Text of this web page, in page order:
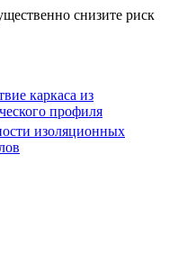
снизите риск
каркаса из
профиля
изоляционных